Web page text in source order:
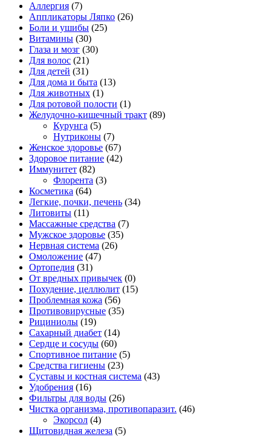
Аллергия (7)
Аппликаторы Ляпко (26)
Боли и ушибы (25)
Витамины (30)
Глаза и мозг (30)
Для волос (21)
Для детей (31)
Для дома и быта (13)
Для животных (1)
Для ротовой полости (1)
Желудочно-кишечный тракт (89)
Курунга (5)
Нутриконы (7)
Женское здоровье (67)
Здоровое питание (42)
Иммунитет (82)
Флорента (3)
Косметика (64)
Легкие, почки, печень (34)
Литовиты (11)
Массажные средства (7)
Мужское здоровье (35)
Нервная система (26)
Омоложение (47)
Ортопедия (31)
От вредных привычек (0)
Похудение, целлюлит (15)
Проблемная кожа (56)
Противовирусные (35)
Рициниолы (19)
Сахарный диабет (14)
Сердце и сосуды (60)
Спортивное питание (5)
Средства гигиены (23)
Суставы и костная система (43)
Удобрения (16)
Фильтры для воды (26)
Чистка организма, противопаразит. (46)
Экорсол (4)
Щитовидная железа (5)